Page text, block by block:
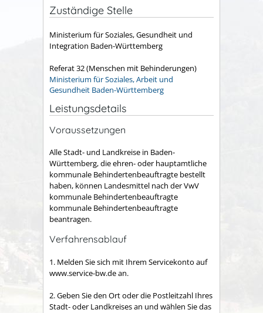
Zuständige Stelle
Ministerium für Soziales, Gesundheit und
Integration Baden-Württemberg
Referat 32 (Menschen mit Behinderungen)
Ministerium für Soziales, Arbeit und
Gesundheit Baden-Württemberg
Leistungsdetails
Voraussetzungen
Alle Stadt- und Landkreise in Baden-
Württemberg, die ehren- oder hauptamtliche
kommunale Behindertenbeauftragte bestellt
haben, können Landesmittel nach derVwV
kommunale Behindertenbeauftragte
kommunale Behindertenbeauftragte
beantragen.
Verfahrensablauf
1. Melden Sie sich mit Ihrem Servicekonto auf
www.service-bw.de an.
2. Geben Sie den Ort oder die Postleitzahl Ihres
Stadt- oder Landkreises an und wählen Sie das